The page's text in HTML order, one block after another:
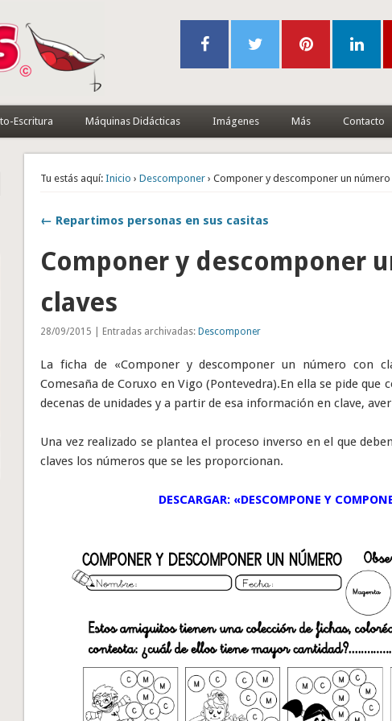
Escritura Máquinas Didácticas Imágenes Más Contacto
Tu estás aquí: Inicio ›Descomponer › Componer y descomponer un número
← Repartimos personas en sus casitas
Componer y descomponer
claves
28/09/2015 | Entradas archivadas:Descomponer
La ficha de «Componer y descomponer un número con
Comesaña de Coruxo en Vigo (Pontevedra).En ella se pide que
decenas de unidades y a partir de esa información en clave,
Una vez realizado se plantea el proceso inverso en el que
claves los números que se les proporcionan.
DESCARGAR: «DESCOMPONE Y